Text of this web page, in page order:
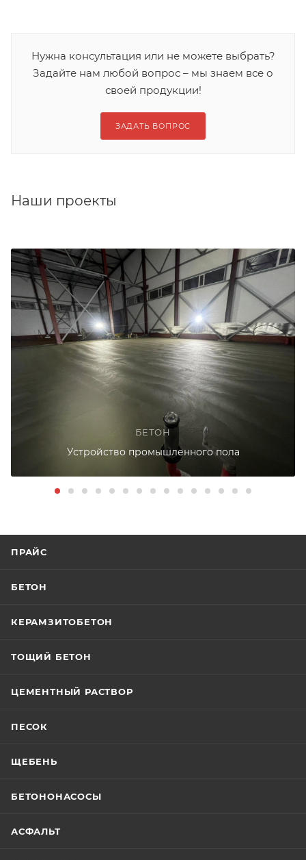
Нужна консультация или не можете выбрать?
Задайте нам любой вопрос – мы знаем все о
своей продукции!
ЗАДАТЬ ВОПРОС
Наши проекты
БЕТОН
Устройство промышленного пола
ПРАЙС
БЕТОН
КЕРАМЗИТОБЕТОН
ТОЩИЙ БЕТОН
ЦЕМЕНТНЫЙ РАСТВОР
ПЕСОК
ЩЕБЕНЬ
БЕТОНОНАСОСЫ
АСФАЛЬТ